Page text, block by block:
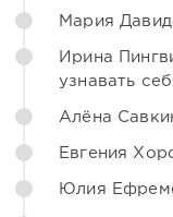
Мария
Ирина
узнавать
Алёна
Евгения
Юлия